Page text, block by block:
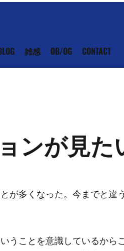
雑感 OB/OG CONTACT
ンが見た
が多くなった。今までと違
うことを意識しているから